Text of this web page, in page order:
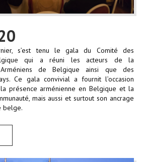
s’est tenu le gala du Comité des
qui a réuni les acteurs de la
de Belgique ainsi que des
Ce gala convivial a fournit l’occasion
présence arménienne en Belgique et la
mais aussi et surtout son ancrage
belge.